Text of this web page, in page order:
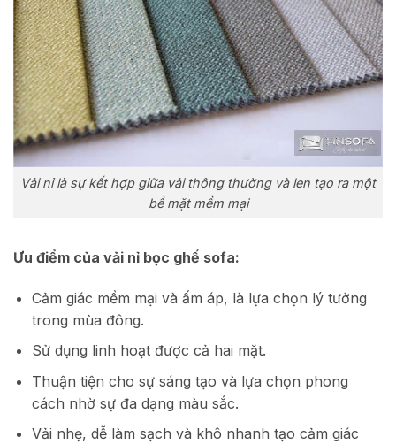
Vải nỉ là sự kết hợp giữa vải thông thường và len tạo ra một
bề mặt mềm mại
Ưu điểm của vải nỉ bọc ghế sofa:
Cảm giác mềm mại và ấm áp, là lựa chọn lý tưởng
trong mùa đông.
Sử dụng linh hoạt được cả hai mặt.
Thuận tiện cho sự sáng tạo và lựa chọn phong
cách nhờ sự đa dạng màu sắc.
Vải nhẹ, dễ làm sạch và khô nhanh tạo cảm giác